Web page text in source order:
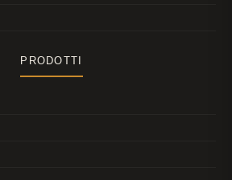
PRODOTTI